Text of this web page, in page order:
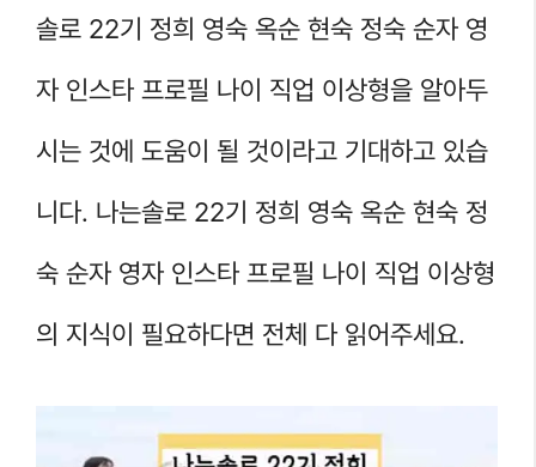
솔로 22기 정희 영숙 옥순 현숙 정숙 순자 영
자 인스타 프로필 나이 직업 이상형을 알아두
시는 것에 도움이 될 것이라고 기대하고 있습
니다. 나는솔로 22기 정희 영숙 옥순 현숙 정
숙 순자 영자 인스타 프로필 나이 직업 이상형
의 지식이 필요하다면 전체 다 읽어주세요.